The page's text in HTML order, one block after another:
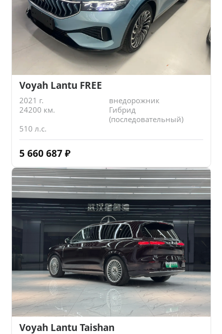
Voyah Lantu FREE
2021 г.
внедорожник
24200 км.
Гибрид
(последовательный)
510 л.с.
5 660 687 ₽
Voyah Lantu Taishan